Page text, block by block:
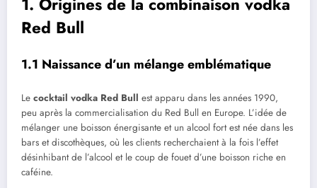
Red Bull
1.1 Naissance d’un mélange emblématique
Le cocktail vodka Red Bull est apparu dans les années 1990,
peu après la commercialisation du Red Bull en Europe. L’idée de
mélanger une boisson énergisante et un alcool fort est née dans les
bars et discothèques, où les clients recherchaient à la fois l’effet
désinhibant de l’alcool et le coup de fouet d’une boisson riche en
caféine.